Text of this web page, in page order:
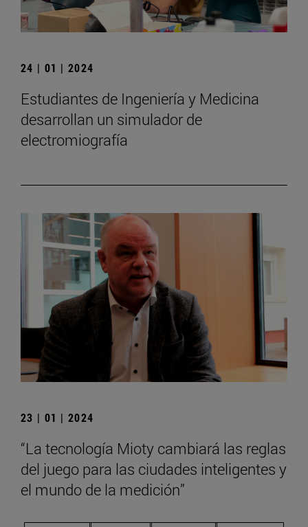
24 | 01 | 2024
Estudiantes de Ingeniería y Medicina
desarrollan un simulador de
electromiografía
23 | 01 | 2024
“La tecnología Mioty cambiará las reglas
del juego para las ciudades inteligentes y
el mundo de la medición”